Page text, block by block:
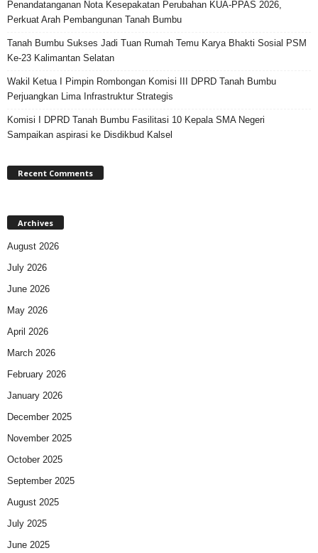
Penandatanganan Nota Kesepakatan Perubahan KUA-PPAS 2026,
Perkuat Arah Pembangunan Tanah Bumbu
Tanah Bumbu Sukses Jadi Tuan Rumah Temu Karya Bhakti Sosial PSM
Ke-23 Kalimantan Selatan
Wakil Ketua I Pimpin Rombongan Komisi III DPRD Tanah Bumbu
Perjuangkan Lima Infrastruktur Strategis
Komisi I DPRD Tanah Bumbu Fasilitasi 10 Kepala SMA Negeri
Sampaikan aspirasi ke Disdikbud Kalsel
Recent Comments
Archives
August 2026
July 2026
June 2026
May 2026
April 2026
March 2026
February 2026
January 2026
December 2025
November 2025
October 2025
September 2025
August 2025
July 2025
June 2025